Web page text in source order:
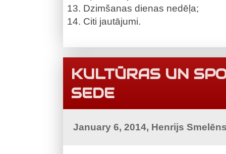
Dzimšanas dienas nedēļa;
Citi jautājumi.
KULTŪRAS UN
SEDE
January 6, 2014, Henrijs